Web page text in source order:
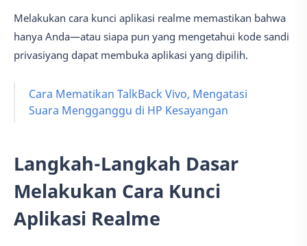
Melakukan cara kunci aplikasi realme memastikan bahwa
hanya Anda—atau siapa pun yang mengetahui kode sandi
privasiyang dapat membuka aplikasi yang dipilih.
Cara Mematikan TalkBack Vivo, Mengatasi
Suara Mengganggu di HP Kesayangan
Langkah-Langkah Dasar
Melakukan Cara Kunci
Aplikasi Realme